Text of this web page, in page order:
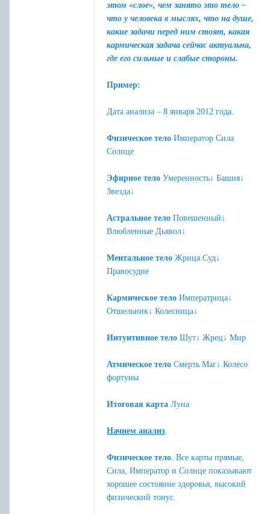
этом «слое», чем занято это тело –
что у человека в мыслях, что на душе,
какие задачи перед ним стоят, какая
кармическая задача сейчас актуальна,
где его сильные и слабые стороны.
Пример:
Дата анализа – 8 января 2012 года.
Физическое тело Император Сила
Солнце
Эфирное тело Умеренность↓ Башня↓
Звезда↓
Астральное тело Повешенный↓
Влюбленные Дьявол↓
Ментальное тело Жрица Суд↓
Правосудие
Кармическое тело Императрица↓
Отшельник↓ Колесница↓
Интуитивное тело Шут↓ Жрец↓ Мир
Атмическое тело Смерть Маг↓ Колесо
фортуны
Итоговая карта Луна
Начнем анализ.
Физическое тело. Все карты прямые,
Сила, Император и Солнце показывают
хорошее состояние здоровья, высокий
физический тонус.